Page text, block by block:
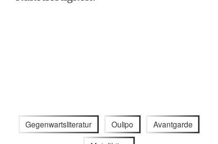
Gegenwartsliteratur Oulipo Avantgarde